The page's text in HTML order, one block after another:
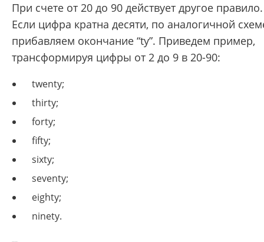
При счете от 20 до 90 действует другое правило.
Если цифра кратна десяти, по аналогичной
прибавляем окончание “ty”. Приведем пример,
трансформируя цифры от 2 до 9 в 20-90:
twenty;
thirty;
forty;
fifty;
sixty;
seventy;
eighty;
ninety.